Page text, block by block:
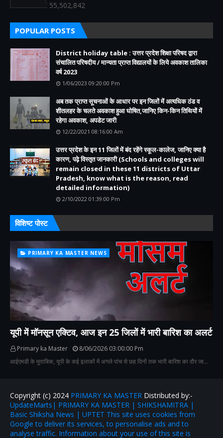
55,502,842
POPULAR POSTS
District holiday table : उत्तर प्रदेश शिक्षा परिषद द्वारा
संचालित परिषदीय / मान्यता प्राप्त विद्यालयों के लिये अवकाश तालिका
वर्ष 2023
1/06/2023 09:20:00 Pm
अब तक प्राप्त सूचनाओं के आधार पर इन जिलों में अत्यधिक ठंड व
शीतलहर के चलते अवकाश हुआ घोषित,जानिए किन-किन तिथियों में
रहेगा अवकाश, अपडेट जारी
12/22/2021 08:16:00 Am
उत्तर प्रदेश के इन 11 जिलों में बंद रहेंगे स्कूल-कालेज, जानिए क्या है
कारण, पढ़े विस्तृत जानकारी (Schools and colleges will
remain closed in these 11 districts of Uttar
Pradesh, know what is the reason, read
detailed information)
2/10/2022 01:39:00 Pm
विशिष्ट पोस्ट
PRIMARY KA MASTER NEWS
यूपी में मॉनसून एक्टिव, आज इन 25 जिलों में भारी बारिश का अलर्ट
Primary ka Master
8/06/2026 03:00:00 Pm
आईएमडी के मुताबिक, यूपी के कई इलाकों में अगले पांच से छह दिनों तक भारी बारिश का दौर जा…
Copyright (c) 2024 PRIMARY KA MASTER Distributed by:-
UpdateMarts| PRIMARY KA MASTER | SHIKSHAMITRA |
Basic Shiksha News | UPTET This site uses cookies from
Google to deliver its services, to personalise ads and to
analyse traffic. Information about your use of this site is